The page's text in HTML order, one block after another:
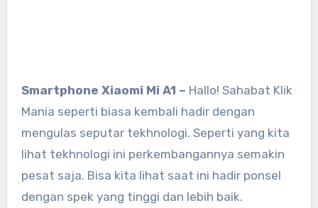
Smartphone Xiaomi Mi A1 – Hallo! Sahabat Klik
Mania seperti biasa kembali hadir dengan
mengulas seputar tekhnologi. Seperti yang kita
lihat tekhnologi ini perkembangannya semakin
pesat saja. Bisa kita lihat saat ini hadir ponsel
dengan spek yang tinggi dan lebih baik.